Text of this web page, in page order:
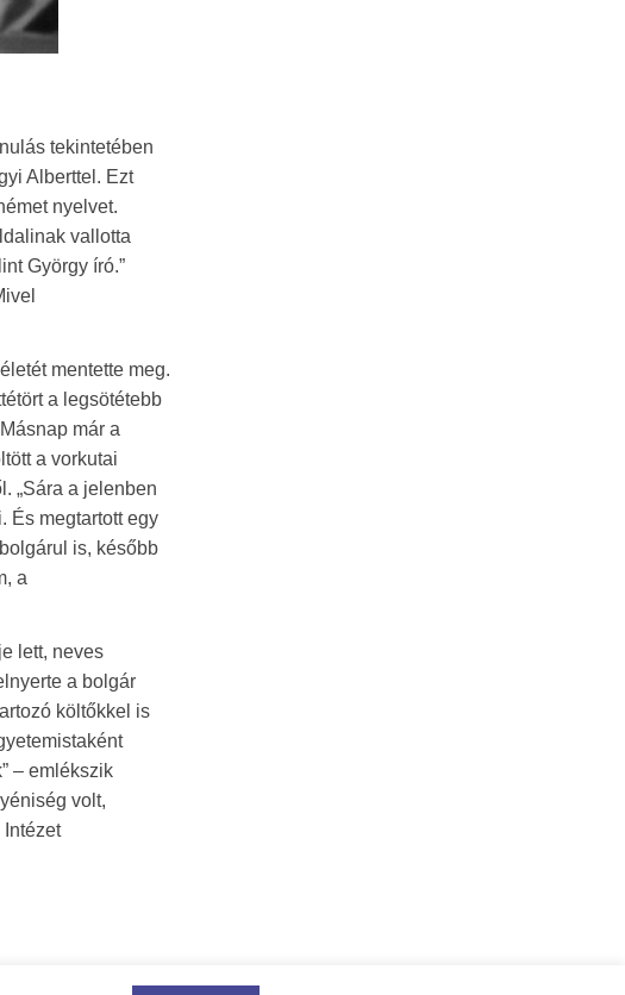
tekintetében
Alberttel. Ezt
nyelvet.
vallotta
György író.”
mentette meg.
a legsötétebb
már a
a vorkutai
„Sára a jelenben
És megtartott egy
is, később
a
lett, neves
a bolgár
költőkkel is
– emlékszik
volt,